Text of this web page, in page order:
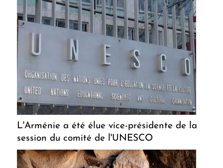
L'Arménie a été élue vice-présidente de la
session du comité de l'UNESCO